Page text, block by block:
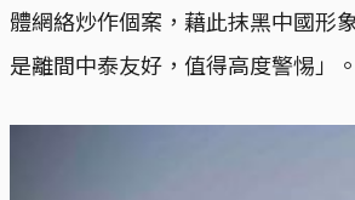
體網絡炒作個案，藉此抹黑中國形
是離間中泰友好，值得高度警惕」。